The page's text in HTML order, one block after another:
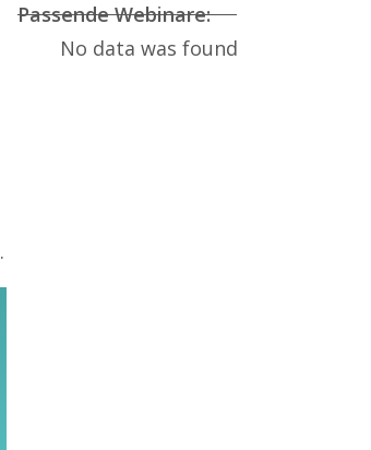
.
Passende Webinare:
No data was found